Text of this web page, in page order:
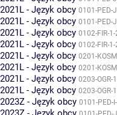
2021L - Język obcy 0101-PED-
2021L - Język obcy 0101-PED-
2021L - Język obcy 0102-FIR-
2021L - Język obcy 0102-FIR-
2021L - Język obcy 0201-
2021L - Język obcy 0201-
2021L - Język obcy 0203-OGR-
2021L - Język obcy 0203-OGR-
2023Z - Język obcy 0101-PED-